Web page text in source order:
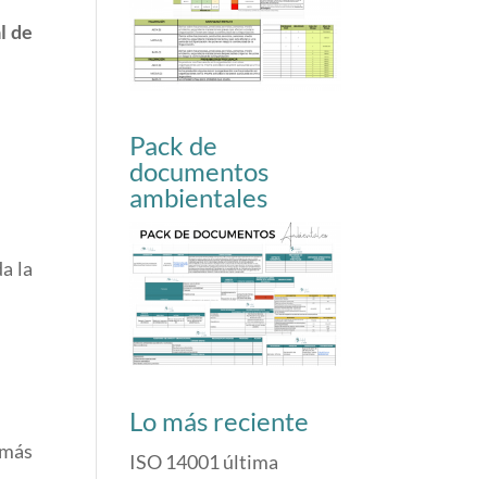
de
la
Pack de
documentos
ambientales
Lo más reciente
ISO 14001 última